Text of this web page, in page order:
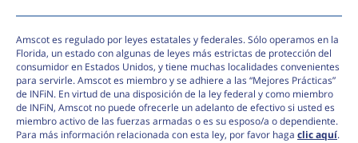
Amscot es regulado por leyes estatales y federales. Sólo operamos en la
Florida, un estado con algunas de leyes más estrictas de protección del
consumidor en Estados Unidos, y tiene muchas localidades convenientes
para servirle. Amscot es miembro y se adhiere a las “Mejores Prácticas”
de INFiN. En virtud de una disposición de la ley federal y como miembro
de INFiN, Amscot no puede ofrecerle un adelanto de efectivo si usted es
miembro activo de las fuerzas armadas o es su esposo/a o dependiente.
Para más información relacionada con esta ley, por favor haga clic aquí.